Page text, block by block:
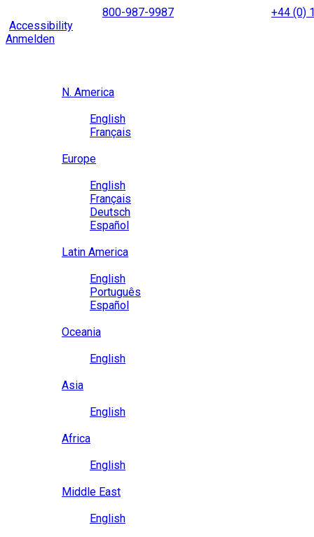
to
content
800-987-9987
+44 (0)
Accessibility
Anmelden
N. America
English
Français
Europe
English
Français
Deutsch
Español
Latin America
English
Português
Español
Oceania
English
Asia
English
Africa
English
Middle East
English